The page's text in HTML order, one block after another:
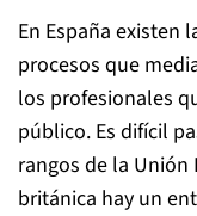
En España existen
procesos que
los profesionales
público. Es difícil
rangos de la Unión
británica hay un